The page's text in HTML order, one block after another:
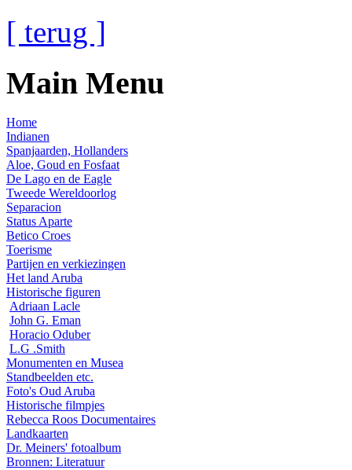
[ terug ]
Main Menu
Home
Indianen
Spanjaarden, Hollanders
Aloe, Goud en Fosfaat
De Lago en de Eagle
Tweede Wereldoorlog
Separacion
Status Aparte
Betico Croes
Toerisme
Partijen en verkiezingen
Het land Aruba
Historische figuren
Adriaan Lacle
John G. Eman
Horacio Oduber
L.G .Smith
Monumenten en Musea
Standbeelden etc.
Foto's Oud Aruba
Historische filmpjes
Rebecca Roos Documentaires
Landkaarten
Dr. Meiners' fotoalbum
Bronnen: Literatuur